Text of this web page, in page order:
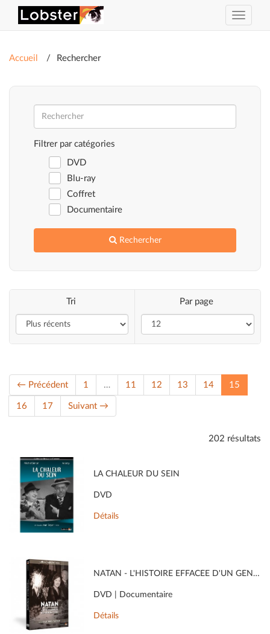
Activer
ou
Accueil Rechercher
Filtrer par catégories
DVD
Blu-ray
Coffret
Documentaire
Rechercher
Tri Par page
← Précédent 1 … 11 12 13 14 15
16 17 Suivant →
202 résultats
LA CHALEUR DU SEIN
DVD
Détails
NATAN - L'HISTOIRE EFFACÉE D'UN GÉNIE DU CINÉMA
DVD | Documentaire
Détails